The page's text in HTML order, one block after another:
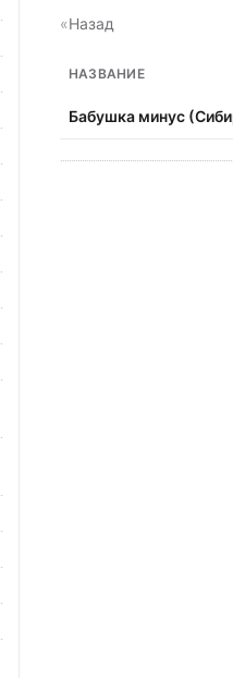
«Назад
НАЗВАНИЕ
Бабушка минус